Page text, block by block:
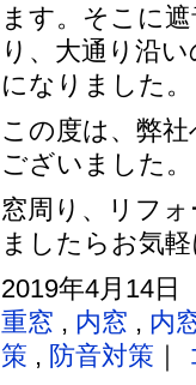
ます。そこに
り、大通り沿
になりました。
この度は、弊
ございました。
窓周り、リフ
ましたらお気
2019年4月14
重窓 , 内窓 , 内
策 , 防音対策 ｜